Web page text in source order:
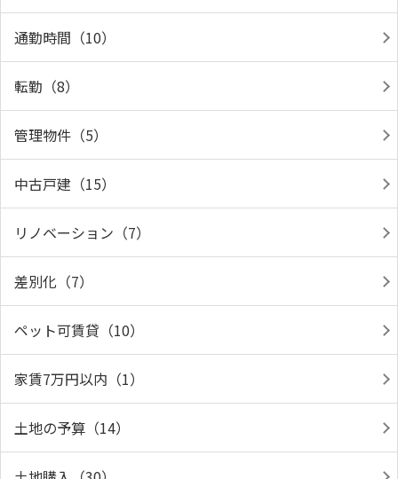
通勤時間（10）
転勤（8）
管理物件（5）
中古戸建（15）
リノベーション（7）
差別化（7）
ペット可賃貸（10）
家賃7万円以内（1）
土地の予算（14）